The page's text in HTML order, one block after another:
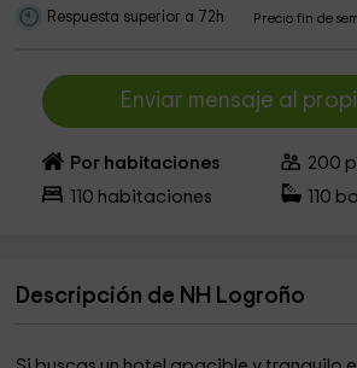
Respuesta superior a 72h Precio fin de
Enviar mensaje al
Por habitaciones 200
110 habitaciones 110
Descripción de NH Logroño